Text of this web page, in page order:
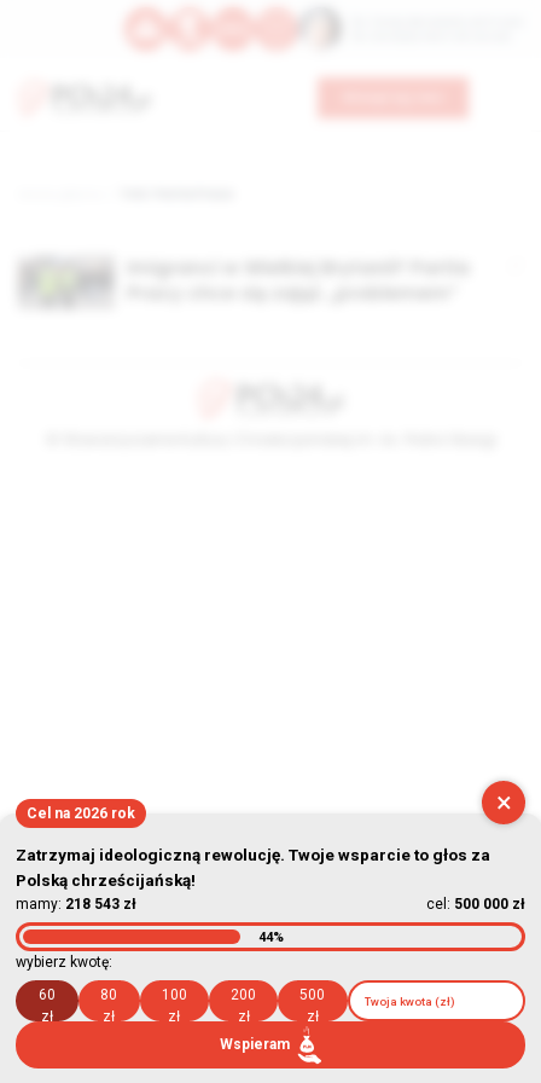
×
Cel na 2026 rok
Zatrzymaj ideologiczną rewolucję. Twoje wsparcie to głos za
Polską chrześcijańską!
mamy: 218 543 zł cel: 500 000 zł
44%
wybierz kwotę:
60
zł
80
zł
100
zł
200
zł
500
zł
Wspieram